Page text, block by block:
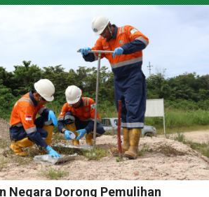
Negara Dorong Pemulihan